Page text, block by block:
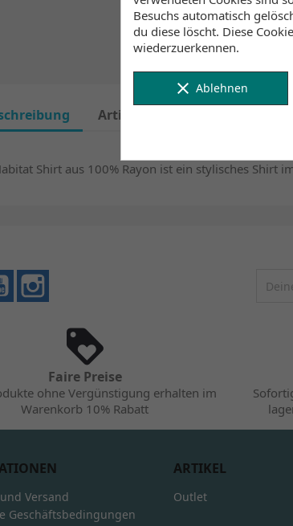
Artikeldetails
Shirt aus 100% Rayon ist ein stylisches Shirt
YouTube
Faire Preise
ohne Vergünstigung erhalten im
Warenkorb 10% Rabatt
Versand
Geschäftsbedingungen
ARTIKEL
Outlet
Besuchs automatisch
du diese löscht. Diese
wiederzuerkennen.
clear Ablehnen